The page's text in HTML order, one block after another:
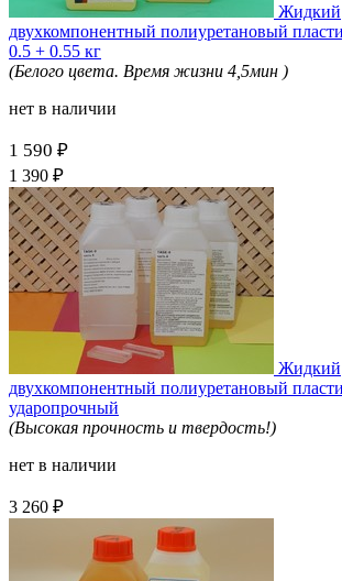
Жидкий
двухкомпонентный полиуретановый
0.5 + 0.55 кг
(Белого цвета. Время жизни 4,5мин )
нет в наличии
1 590 ₽
1 390 ₽
Жидкий
двухкомпонентный полиуретановый
ударопрочный
(Высокая прочность и твердость!)
нет в наличии
3 260 ₽